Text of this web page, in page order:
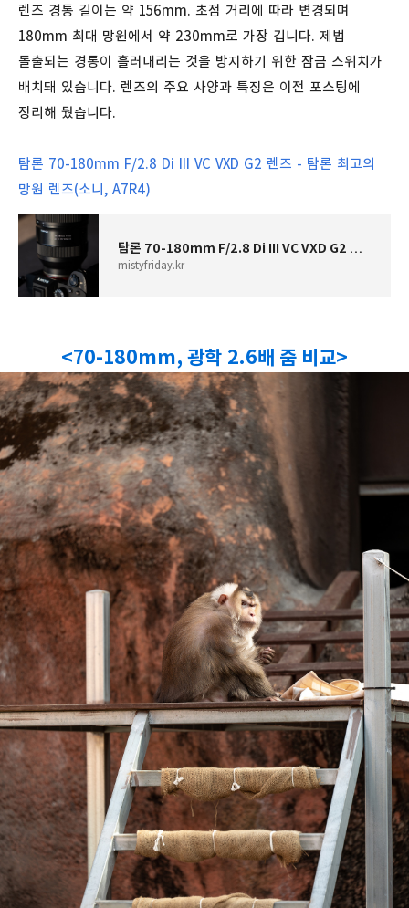
렌즈 경통 길이는 약 156mm. 초점 거리에 따라 변경되며
180mm 최대 망원에서 약 230mm로 가장 깁니다. 제법
돌출되는 경통이 흘러내리는 것을 방지하기 위한 잠금 스위치가
배치돼 있습니다. 렌즈의 주요 사양과 특징은 이전 포스팅에
정리해 뒀습니다.
탐론 70-180mm F/2.8 Di III VC VXD G2 렌즈 - 탐론 최고의
망원 렌즈(소니, A7R4)
탐론 70-180mm F/2.8 Di III VC VXD G2 렌즈 - 탐론 최고의 망원 렌즈(소니, A7R4)
mistyfriday.kr
<70-180mm, 광학 2.6배 줌 비교>